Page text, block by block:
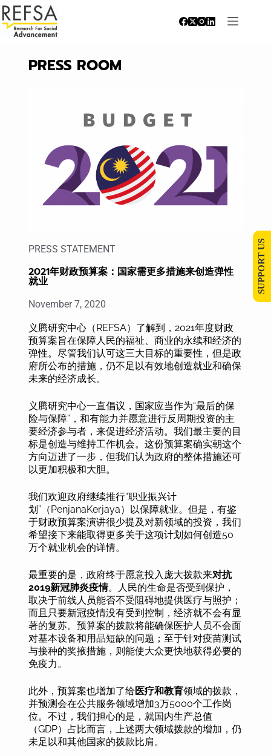
PRESS ROOM
PRESS STATEMENT
2021年财政预算案：国家需更多措施来创造弹性
就业
November 7, 2020
义腾研究中心（REFSA）了解到，2021年度财政
预算案旨在保障人民的福祉、商业的永续和经济的
弹性。尽管我们认可这三大目标的重要性，但是政
府所公布的措施，仍不足以有效地创造就业和确保
未来的经济成长。
义腾研究中心一直倡议，国家应当作为“最后的保
险与保障”，和有能力并愿意进行反周期投资的主
要经济参与者，来促进经济活动。我们最主要的目
标是创造与维持工作机会。这份预算案确实朝这个
方向迈进了一步，但我们认为政府的整体措施还可
以更加积极和大胆。
我们欢迎政府继续推行“职业振兴计
划”（PenjanaKerjaya）以保障就业。但是，有鉴
于财政预算案演讲很少提及对新领域的投资，我们
希望接下来能取得更多关于这项计划如何创造50
万个就业机会的详情。
最重要的是，政府终于愿意投入庞大拨款来对抗
2019新冠肺炎疫情。人民的生命是否受到保护，
取决于前线人员能否不受阻碍地提供医疗与照护；
而且只要新冠疫情没有受到控制，经济就不会有显
著的复苏。预算案的拨款将能确保医护人员不会面
对基本设备和用品短缺的问题；至于针对疫苗测试
与接种的奖掖措施，则能使大众更快地获得必要的
免疫力。
此外，预算案也增加了给医疗和教育领域的拨款，
并预测会在公共服务领域增加3万5000个工作岗
位。不过，我们担心的是，就国内生产总值
（GDP）占比而言，上述两大领域拨款的增加，仍
未足以和其他国家的拨款比肩。
SUPPORT US